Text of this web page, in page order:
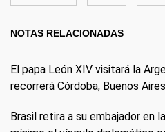
NOTAS RELACIONADAS
El papa León XIV visitará la
recorrerá Córdoba, Buenos
Brasil retira a su embajador en